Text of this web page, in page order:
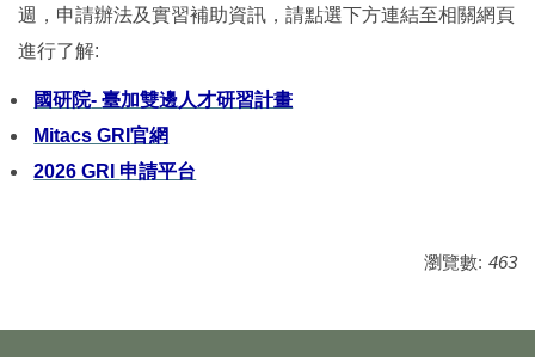
週，申請辦法及實習補助資訊，請點選下方連結至相關網頁
進行了解:
國研院-臺加雙邊人才研習計畫
Mitacs GRI官網
2026 GRI 申請平台
瀏覽數: 463